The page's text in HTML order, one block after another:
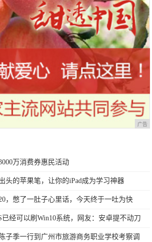
广告
万消费券惠民活动
头的苹果笔，让你的iPad成为学习神器
，憋了一肚子心里话，今天终于一吐为快
经可以刷Win10系统，网友：安卓提不动刀
子季一行到广州市旅游商务职业学校考察调